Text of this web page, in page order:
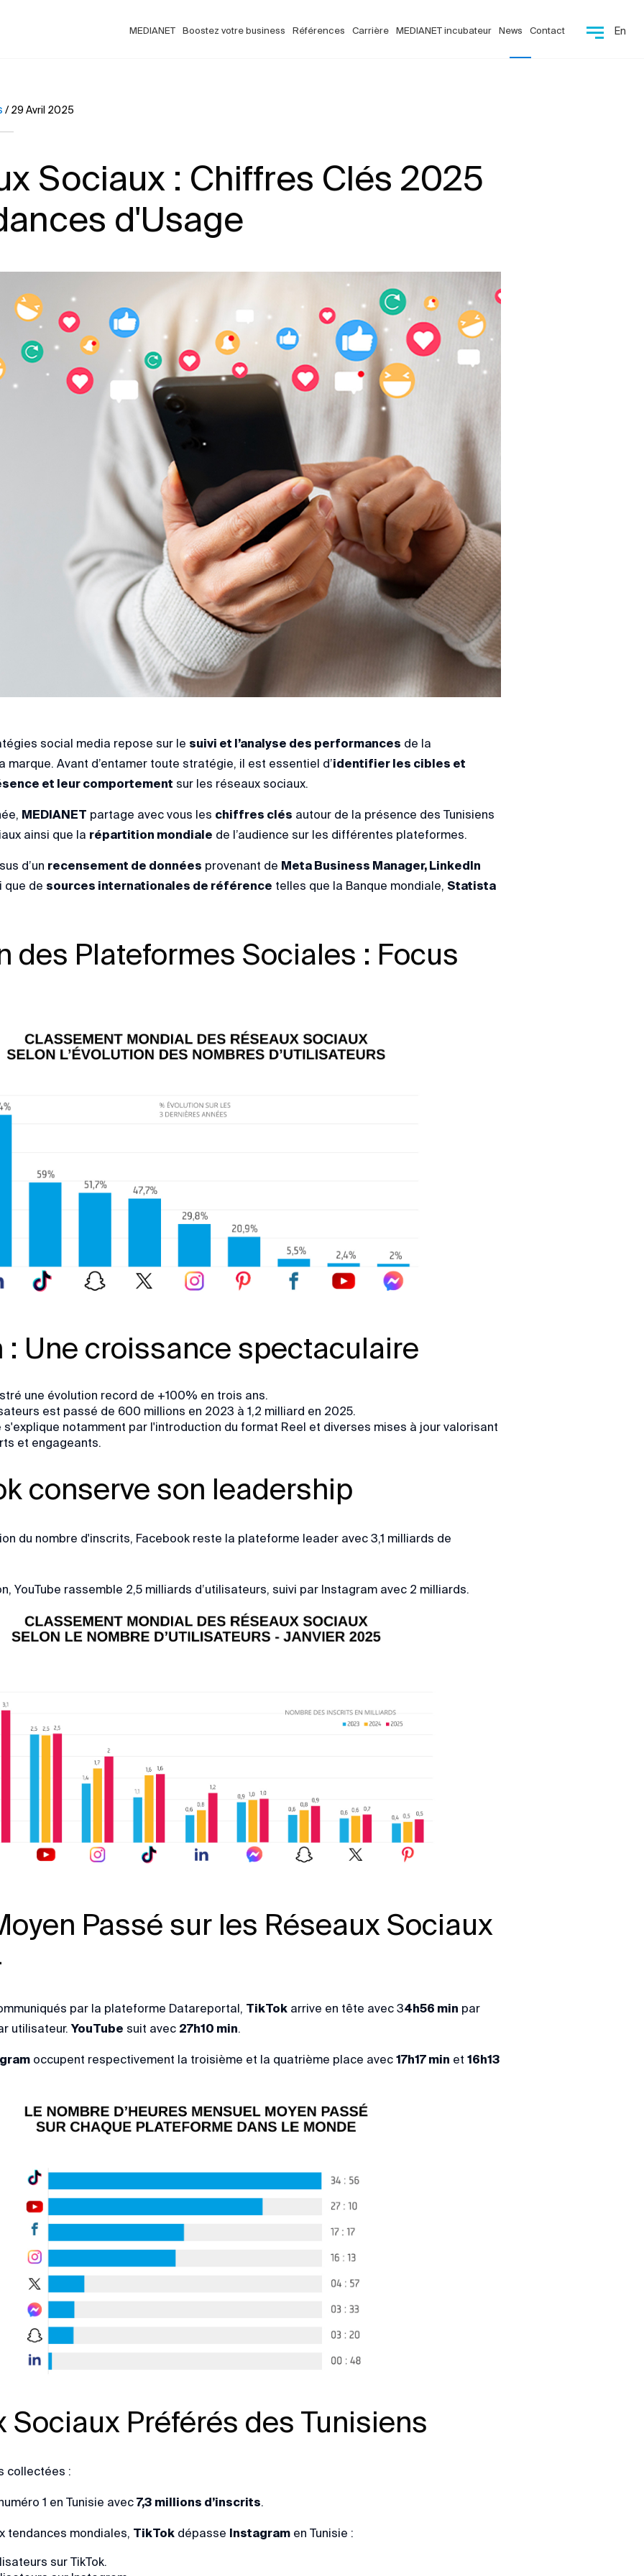
MEDIANET Boostez votre business Références Carrière MEDIANET incubateur News Contact En
/ 29 Avril 2025
Sociaux : Chiffres Clés 2025
d'Usage
social media repose sur le suivi et l’analyse des performances de la
marque. Avant d’entamer toute stratégie, il est essentiel d’identifier les cibles et
et leur comportement sur les réseaux sociaux.
MEDIANET partage avec vous les chiffres clés autour de la présence des Tunisiens
ainsi que la répartition mondiale de l’audience sur les différentes plateformes.
d’un recensement de données provenant de Meta Business Manager, LinkedIn
que de sources internationales de référence telles que la Banque mondiale, Statista
des Plateformes Sociales : Focus
: Une croissance spectaculaire
une évolution record de +100% en trois ans.
est passé de 600 millions en 2023 à 1,2 milliard en 2025.
notamment par l'introduction du format Reel et diverses mises à jour valorisant
et engageants.
conserve son leadership
du nombre d'inscrits, Facebook reste la plateforme leader avec 3,1 milliards de
YouTube rassemble 2,5 milliards d’utilisateurs, suivi par Instagram avec 2 milliards.
Passé sur les Réseaux Sociaux
par la plateforme Datareportal, TikTok arrive en tête avec 34h56 min par
utilisateur.YouTube suit avec 27h10 min.
occupent respectivement la troisième et la quatrième place avec 17h17 min et 16h13
Sociaux Préférés des Tunisiens
collectées :
1 en Tunisie avec 7,3 millions d’inscrits.
tendances mondiales, TikTok dépasse Instagram en Tunisie :
sur TikTok.